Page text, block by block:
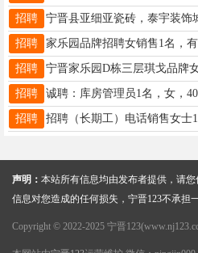
招聘
招聘
招聘
招聘
招聘
声明： 本站所有信息均由发布者提供，请
信息对您造成的任何损失，宁晋123不承担
Copyright © 2022-2025 宁晋